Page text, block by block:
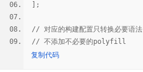
];
// 对应的构建配置只转换必要语法
// 不添加不必要的polyfill
复制代码